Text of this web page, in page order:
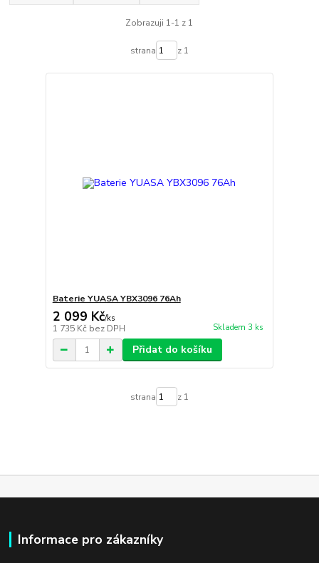
Zobrazuji 1-1 z 1
strana z 1
Baterie YUASA YBX3096 76Ah
2 099 Kč/ks
1 735 Kč bez DPH Skladem 3 ks
Přidat do košíku
strana z 1
Informace pro zákazníky